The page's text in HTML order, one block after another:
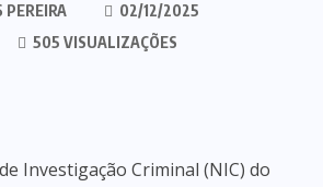
PEREIRA
02/12/2025
505 VISUALIZAÇÕES
Investigação Criminal (NIC) do